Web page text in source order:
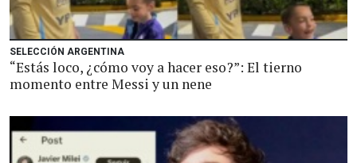
SELECCIÓN ARGENTINA
“Estás loco, ¿cómo voy a hacer eso?”: El tierno
momento entre Messi y un nene